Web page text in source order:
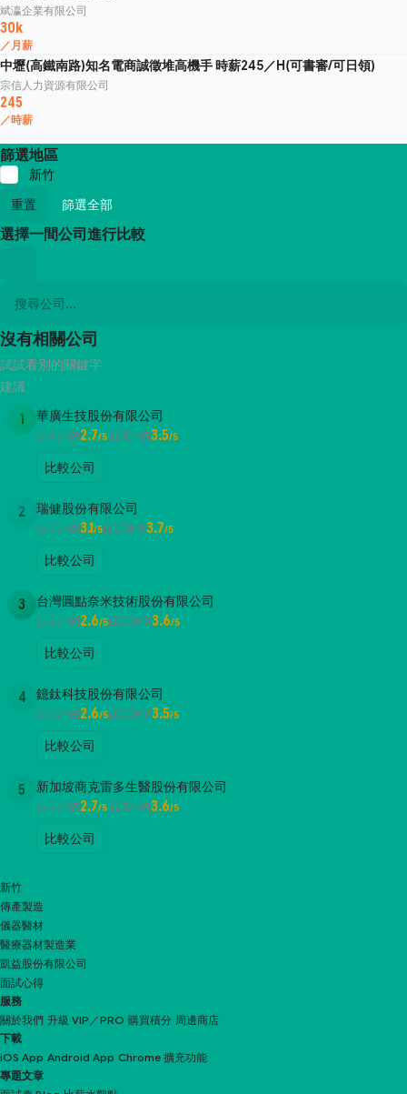
斌瀛企業有限公司
30k
／月薪
中壢(高鐵南路)知名電商誠徵堆高機手 時薪245／H(可書審/可日領)
宗信人力資源有限公司
245
／時薪
篩選地區
新竹
重置
篩選全部
選擇一間公司進行比較
沒有相關公司
試試看別的關鍵字
建議
1 華廣生技股份有限公司
公司評價2.7/5面試評價3.5/5
比較公司
2 瑞健股份有限公司
公司評價3.1/5面試評價3.7/5
比較公司
3 台灣圓點奈米技術股份有限公司
公司評價2.6/5面試評價3.6/5
比較公司
4 鐿鈦科技股份有限公司
公司評價2.6/5面試評價3.5/5
比較公司
5 新加坡商克雷多生醫股份有限公司
公司評價2.7/5面試評價3.6/5
比較公司
新竹
傳產製造
儀器醫材
醫療器材製造業
凱益股份有限公司
面試心得
服務
關於我們 升級 VIP／PRO 購買積分 周邊商店
下載
iOS App Android App Chrome 擴充功能
專題文章